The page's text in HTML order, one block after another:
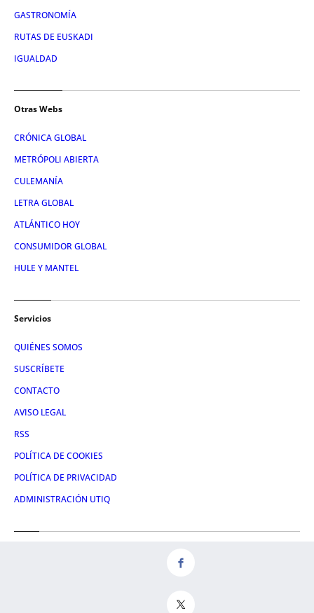
GASTRONOMÍA
RUTAS DE EUSKADI
IGUALDAD
Otras Webs
CRÓNICA GLOBAL
METRÓPOLI ABIERTA
CULEMANÍA
LETRA GLOBAL
ATLÁNTICO HOY
CONSUMIDOR GLOBAL
HULE Y MANTEL
Servicios
QUIÉNES SOMOS
SUSCRÍBETE
CONTACTO
AVISO LEGAL
RSS
POLÍTICA DE COOKIES
POLÍTICA DE PRIVACIDAD
ADMINISTRACIÓN UTIQ